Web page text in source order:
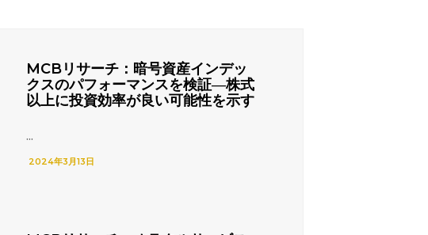
MCBリサーチ：暗号資産インデッ
クスのパフォーマンスを検証―株式
以上に投資効率が良い可能性を示す
...
2024年3月13日